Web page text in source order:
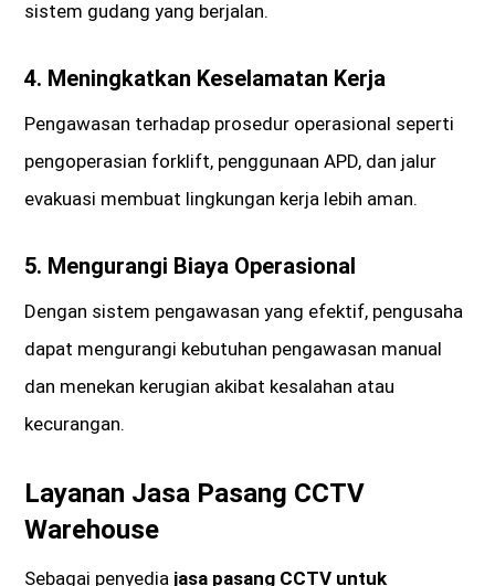
sistem gudang yang berjalan.
4. Meningkatkan Keselamatan Kerja
Pengawasan terhadap prosedur operasional seperti
pengoperasian forklift, penggunaan APD, dan jalur
evakuasi membuat lingkungan kerja lebih aman.
5. Mengurangi Biaya Operasional
Dengan sistem pengawasan yang efektif, pengusaha
dapat mengurangi kebutuhan pengawasan manual
dan menekan kerugian akibat kesalahan atau
kecurangan.
Layanan Jasa Pasang CCTV
Warehouse
Sebagai penyedia jasa pasang CCTV untuk